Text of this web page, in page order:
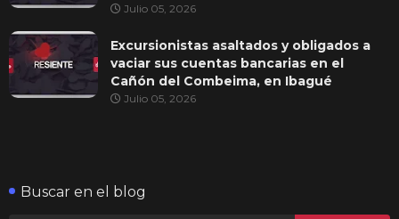
Julio 05, 2026
Excursionistas asaltados y obligados a
vaciar sus cuentas bancarias en el
Cañón del Combeima, en Ibagué
Julio 05, 2026
Buscar en el blog